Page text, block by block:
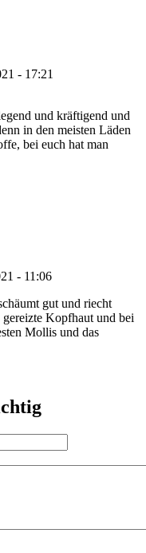
- 17:21
und kräftigend und
in den meisten Läden
bei euch hat man
- 11:06
gut und riecht
Kopfhaut und bei
Mollis und das